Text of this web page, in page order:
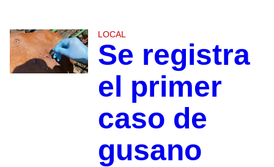
LOCAL
Se registra
el primer
caso de
gusano